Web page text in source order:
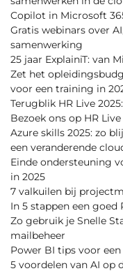
Copilot in Microsoft
Gratis webinars over
samenwerking
25 jaar ExplainiT: van
Zet het
voor een training in
Terugblik HR Live
Bezoek ons op HR
Azure skills 2025: zo
een veranderende
Einde ondersteuning
in 2025
7 valkuilen bij
In 5 stappen een
Zo gebruik je Snelle
mailbeheer
Power BI tips voor
5 voordelen van AI op